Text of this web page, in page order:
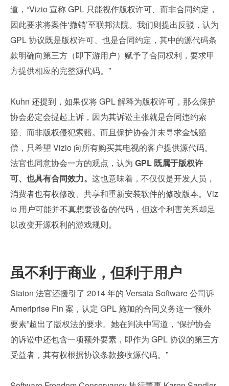
道，“Vizio 宣称 GPL 只能视作版权许可、而非合同约定，
因此要求将案件‘撤销’至联邦法院。我们则提出反驳，认为
GPL 协议既是版权许可、也是合同约定，其中的源代码条
款明确向第三方（即下游用户）赋予了合同权利，要求甲
方提供相应的完整源代码。”
Kuhn 还提到，如果仅将 GPL 解释为版权许可，那么保护
协会必定会提起上诉，因为其诉讼主张就是合同违约索
赔、而非版权侵犯索赔。而且保护协会并未寻求金钱赔
偿，只希望 Vizio 向所有购买其电视的客户提供源代码。
法官也同意协会一方的观点，认为 GPL 既属于版权许
可、也具有合同效力。 这也意味着，不仅仅是开发人员，
消费者也有权修改、共享和重新安装软件的修改版本。Viz
io 用户可能并不真想要设备的代码，但这个利害关系却足
以改变开源权利的游戏规则。
虽不利于商业，但利于用户
Staton 法官还援引了 2014 年的 Versata Software 公司诉
Ameriprise Fin 案，认定 GPL 施加的合同义务这一“额外
要素”超出了版权法的要求。她在判决中写道，“保护协会
的诉讼中还包含一项额外要素，即作为 GPL 协议的第三方
受益者，其有权根据协议条款接收源代码。”